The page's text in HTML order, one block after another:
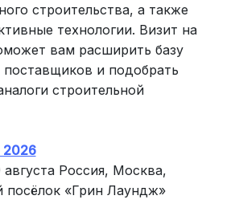
строительства, а также
технологии. Визит на
вам расширить базу
и подобрать
строительной
2026
Россия, Москва,
посёлок «Грин Лаундж»